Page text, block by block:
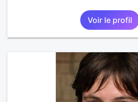
Voir le profil